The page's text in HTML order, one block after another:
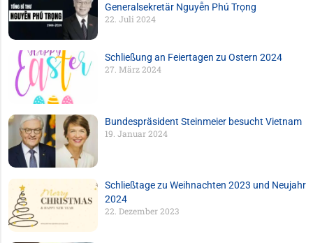
Generalsekretär Nguyễn Phú Trọng
22. Juli 2024
Schließung an Feiertagen zu Ostern 2024
27. März 2024
Bundespräsident Steinmeier besucht Vietnam
19. Januar 2024
Schließtage zu Weihnachten 2023 und Neujahr
2024
22. Dezember 2023